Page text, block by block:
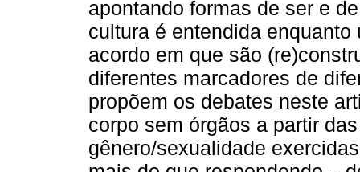
apontando formas de ser e
cultura é entendida
acordo em que são
diferentes marcadores de
propõem os debates neste
corpo sem órgãos a partir
gênero/sexualidade